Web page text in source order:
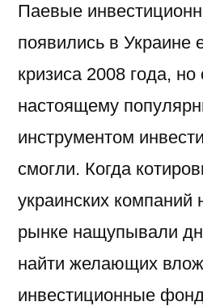
Паевые
появились в Украине
кризиса 2008 года, но
настоящему
инструментом
смогли. Когда
украинских
рынке нащупывали
найти желающих
инвестиционные